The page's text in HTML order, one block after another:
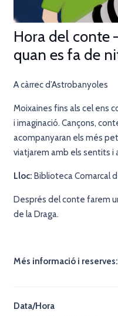
Hora del conte
quan es fa de
A càrrec d’Astrobanyoles
Moixaines fins als cel ens
i imaginació. Cançons,
acompanyaran els més
viatjarem amb els sentits i
Lloc: Biblioteca Comarcal
Després del conte farem
de la Draga.
Més informació i reserves:
Data/Hora